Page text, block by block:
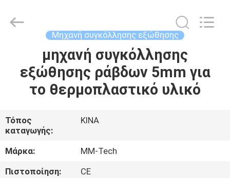
ΠΡΟΪΌΝΤΑ
ΣΧΕΤΙΚΆ
ΜΕ
ΕΜΆΣ
Mingmai
Technology
Μηχανή συγκόλλησης εξώθησης
μηχανή συγκόλλησης
εξώθησης ράβδων 5mm για
το θερμοπλαστικό υλικό
Τόπος
καταγωγής:
ΚΙΝΑ
Μάρκα:
MM-Tech
Πιστοποίηση:
CE